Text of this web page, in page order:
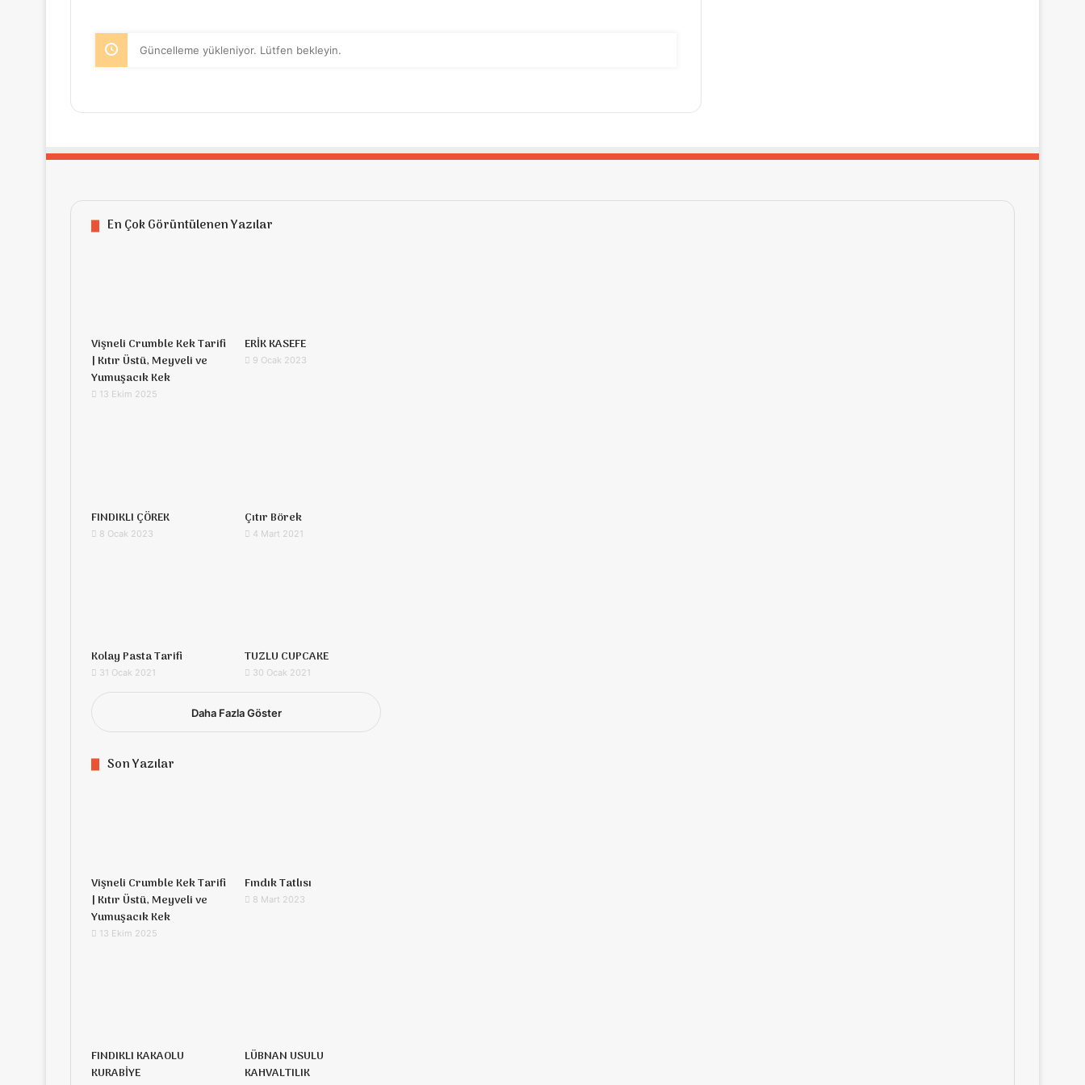
Güncelleme yükleniyor. Lütfen bekleyin.
En Çok Görüntülenen Yazılar
Vişneli Crumble Kek Tarifi
| Kıtır Üstü, Meyveli ve
Yumuşacık Kek
13 Ekim 2025
ERİK KASEFE
9 Ocak 2023
FINDIKLI ÇÖREK
8 Ocak 2023
Çıtır Börek
4 Mart 2021
Kolay Pasta Tarifi
31 Ocak 2021
TUZLU CUPCAKE
30 Ocak 2021
Daha Fazla Göster
Son Yazılar
Vişneli Crumble Kek Tarifi
| Kıtır Üstü, Meyveli ve
Yumuşacık Kek
13 Ekim 2025
Fındık Tatlısı
8 Mart 2023
FINDIKLI KAKAOLU
KURABİYE
LÜBNAN USULU
KAHVALTILIK